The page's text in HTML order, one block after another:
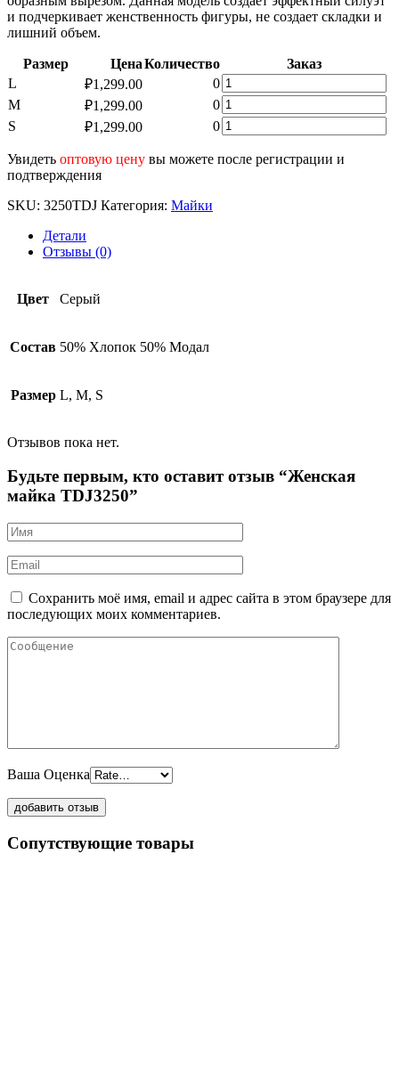
и подчеркивает женственность фигуры, не создает складки и
лишний объем.
Размер ЦенаКоличество
Заказ
L
₽1,299.00 0 Количество
товара
Женская
майка
M ₽1,299.00 0 Количество
товара
Женская
TDJ3250
S ₽1,299.00 0 Количество
товара
Женская
майка
Увидеть оптовую цену вы можете после регистрации и
подтверждения
SKU: 3250TDJ Категория: Майки
Детали
Отзывы (0)
Цвет Серый
Состав 50% Хлопок 50% Модал
Размер L, M, S
Отзывов пока нет.
Будьте первым, кто оставит отзыв “Женская
майка TDJ3250”
Сохранить моё имя, email и адрес сайта в этом браузере для
последующих моих комментариев.
Ваша Оценка
Сопутствующие товары